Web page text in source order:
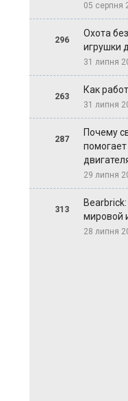
05 серпня
296
Охота
игрушки
31 липня
263
Как
31 липня
287
Почему
29 липня
313
мировой
28 липня